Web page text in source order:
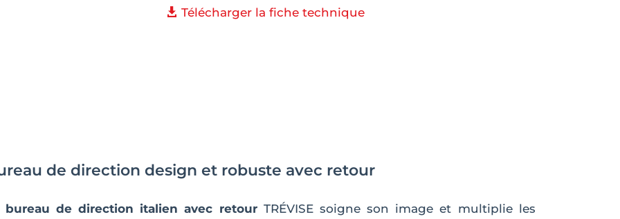
avecTélécharger la fiche technique
de direction design et robuste avec retour
bureau de direction italien avec retourTRÉVISE soigne son image et multiplie les